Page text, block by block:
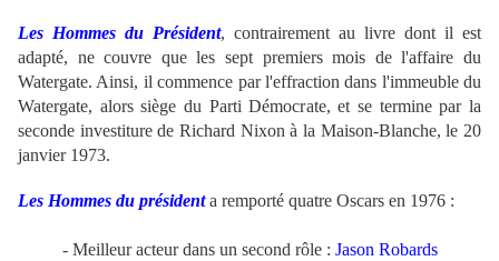
Les Hommes du Président, contrairement au livre dont il est
adapté, ne couvre que les sept premiers mois de l'affaire du
Watergate. Ainsi, il commence par l'effraction dans l'immeuble du
Watergate, alors siège du Parti Démocrate, et se termine par la
seconde investiture de Richard Nixon à la Maison-Blanche, le 20
janvier 1973.
Les Hommes du présidenta remporté quatre Oscars en 1976 :
- Meilleur acteur dans un second rôle : Jason Robards